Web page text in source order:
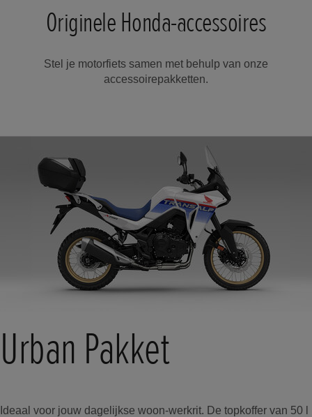
Originele Honda-accessoires
Stel je motorfiets samen met behulp van onze
accessoirepakketten.
Urban Pakket
Ideaal voor jouw dagelijkse woon-werkrit. De topkoffer van 50 l